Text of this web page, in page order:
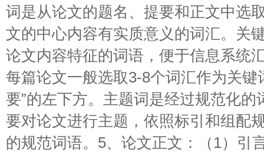
词是从论文的题名、提要和正文中选
文的中心内容有实质意义的词汇。关
论文内容特征的词语，便于信息系统
每篇论文一般选取3-8个词汇作为关键
要”的左下方。主题词是经过规范化
要对论文进行主题，依照标引和组配
的规范词语。5、论文正文：（1）引